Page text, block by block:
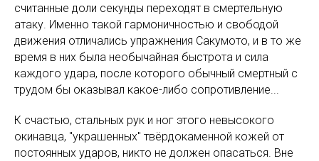
считанные доли секунды переходят в смертельную
атаку. Именно такой гармоничностью и свободой
движения отличались упражнения Сакумото, и в то же
время в них была необычайная быстрота и сила
каждого удара, после которого обычный смертный с
трудом бы оказывал какое-либо сопротивление...
К счастью, стальных рук и ног этого невысокого
окинавца, "украшенных" твёрдокаменной кожей от
постоянных ударов, никто не должен опасаться. Вне